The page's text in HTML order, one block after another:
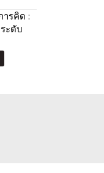
รคิด :
ะดับ